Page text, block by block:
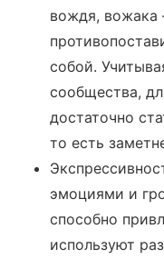
вождя,
собой.
сообщества,
достаточно
то есть
эмоциями и
способно
используют